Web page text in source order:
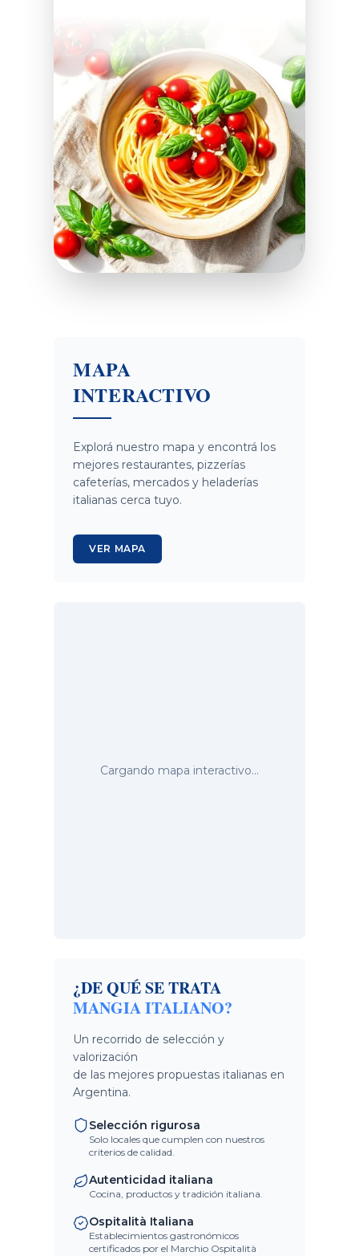
MAPA
INTERACTIVO
Explorá nuestro mapa y encontrá los
mejores restaurantes, pizzerías
cafeterías, mercados y heladerías
italianas cerca tuyo.
VER MAPA
Cargando mapa interactivo...
¿DE QUÉ SE TRATA
MANGIA ITALIANO?
Un recorrido de selección y
valorización
de las mejores propuestas italianas en
Argentina.
Selección rigurosa
Solo locales que cumplen con nuestros
criterios de calidad.
Autenticidad italiana
Cocina, productos y tradición italiana.
Ospitalità Italiana
Establecimientos gastronómicos
certificados por el Marchio Ospitalità